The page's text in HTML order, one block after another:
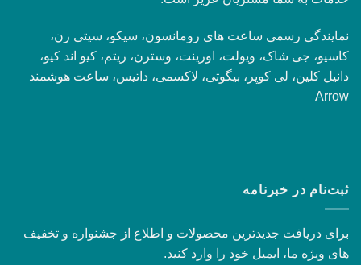
نمایندگی رسمی ساعت های رومانسون، سیکو، سیتی زن،
کاسیو، جی شاک، ویولت، اورینت، وسترن، ریتم، کیو اند کیو،
دانیل کلین، لی کوپر، بیگوتی، لاکسمی، داتیس، ساعت هوشمند
Arrow
ثبت‌نام در خبرنامه
برای دریافت جدیدترین محصولات و اطلاع از جشنواره و تخفیف
های ویژه ما، ایمیل خود را وارد کنید.